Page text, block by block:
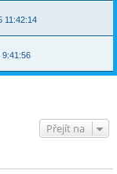
11:42:14
9:41:56
Přejít na